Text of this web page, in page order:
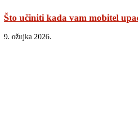
Što učiniti kada vam mobitel
9. ožujka 2026.